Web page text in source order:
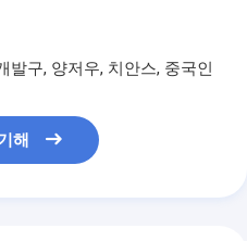
발구, 양저우, 치안스, 중국인
해